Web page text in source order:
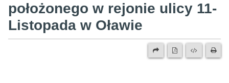
położonego w rejonie ulicy 11-
Listopada w Oławie